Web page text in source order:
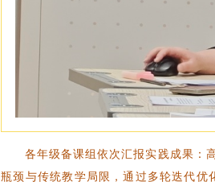
各年级备课组依次汇报实践成果：
瓶颈与传统教学局限，通过多轮迭代